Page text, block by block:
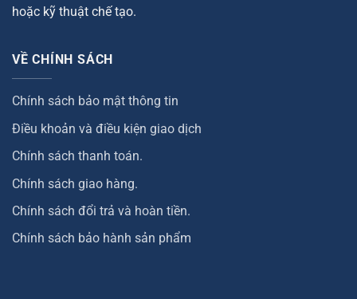
hoặc kỹ thuật chế tạo.
VỀ CHÍNH SÁCH
Chính sách bảo mật thông tin
Điều khoản và điều kiện giao dịch
Chính sách thanh toán.
Chính sách giao hàng.
Chính sách đổi trả và hoàn tiền.
Chính sách bảo hành sản phẩm